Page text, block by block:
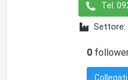
Tel.
Settore:
0
Collegati